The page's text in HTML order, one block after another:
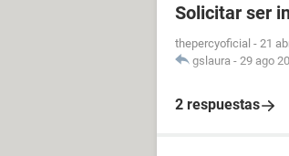
Solicitar ser
thepercyoficial - 21
gslaura - 29 ago
2 respuestas